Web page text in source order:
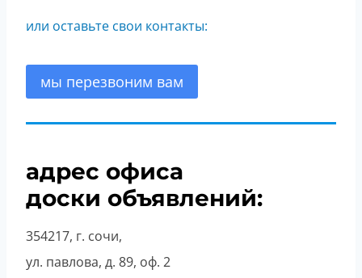
или оставьте свои контакты:
мы перезвоним вам
адрес офиса
доски объявлений:
354217, г. сочи,
ул. павлова, д. 89, оф. 2